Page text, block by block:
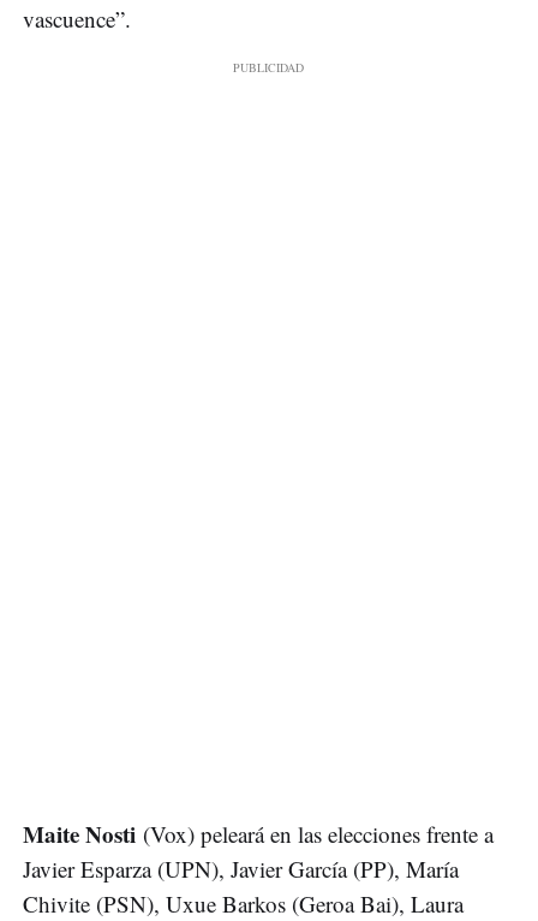
vascuence”.
Maite Nosti (Vox) peleará en las elecciones frente a
Javier Esparza (UPN), Javier García (PP), María
Chivite (PSN), Uxue Barkos (Geroa Bai), Laura